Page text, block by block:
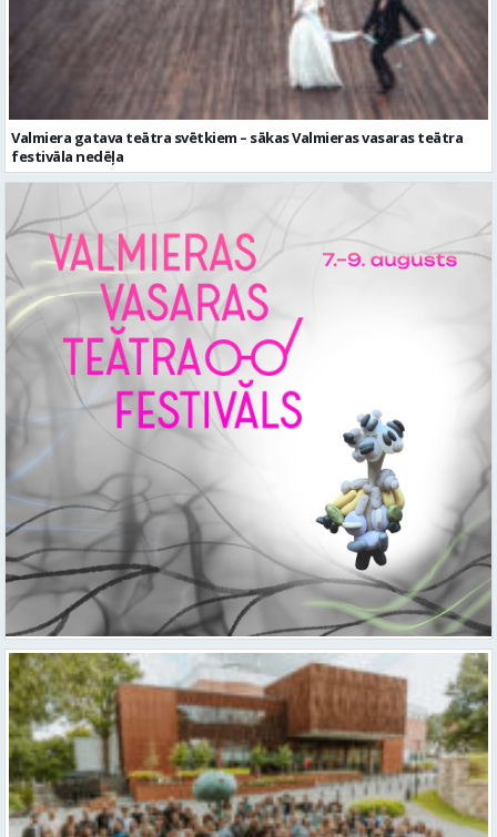
Valmiera gatava teātra svētkiem – sākas Valmieras vasaras teātra
festivāla nedēļa